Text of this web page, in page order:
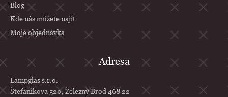
Blog
Kde nás můžete najít
Moje objednávka
Adresa
Lampglas s.r.o.
Štefánikova 520, Železný Brod 468 22